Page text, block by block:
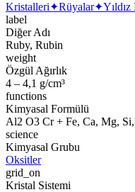
Kristalleri✦Rüyalar✦
label
Diğer Adı
Ruby, Rubin
weight
Özgül Ağırlık
4 – 4,1 g/cm³
functions
Kimyasal Formülü
Al2 O3 Cr + Fe, Ca, Mg,
science
Kimyasal Grubu
Oksitler
grid_on
Kristal Sistemi